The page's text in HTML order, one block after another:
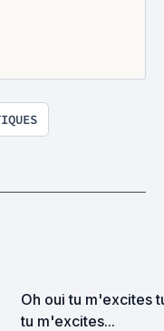
Oh oui tu m'excites
tu m'excites...